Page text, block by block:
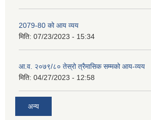
2079-80 को आय व्यय
मिति: 07/23/2023 - 15:34
आ.व. २०७९/८० तेस्रो त्रैमासिक सम्मको आय-व्यय
मिति: 04/27/2023 - 12:58
अन्य